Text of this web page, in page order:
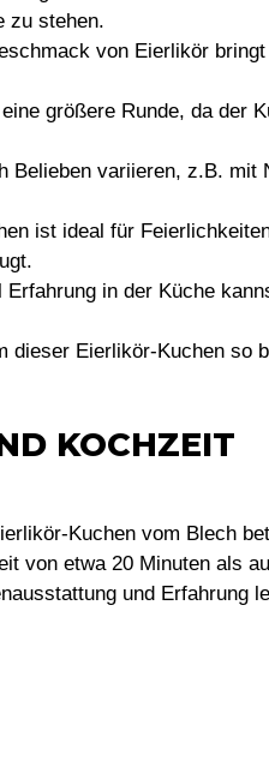
zu stehen.
von Eierlikör
größere Runde, da der
Belieben variieren, z.B. mit
ist ideal für
Erfahrung in der Küche
dieser Eierlikör-Kuchen so
KOCHZEIT
Kuchen vom Blech
von etwa 20 Minuten als
und Erfahrung